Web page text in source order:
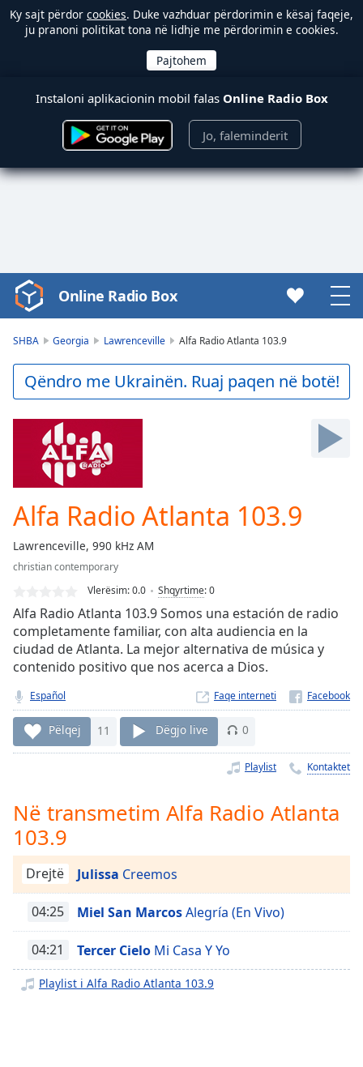
Ky sajt përdor cookies. Duke vazhduar përdorimin e kësaj faqeje,
ju pranoni politikat tona në lidhje me përdorimin e cookies.
Instaloni aplikacionin mobil falas Online Radio Box
Jo, faleminderit
Video
Player
Play
Video
Backward
Forward
Mute
Current
Time
0:00
Loaded:
Stream
TypeLIVE
Seek to
currently
live LIVE
Remaining
Time-
Playback
Rate
Chapters
Chapters
Descriptions
off,
selected
Online Radio Box
SHBA Georgia Lawrenceville Alfa Radio Atlanta 103.9
Qëndro me Ukrainën. Ruaj paqen në botë!
Alfa Radio Atlanta 103.9
Lawrenceville, 990 kHz AM
christian contemporary
Vlerësim:0.0 Shqyrtime:0
Alfa Radio Atlanta 103.9 Somos una estación de radio
completamente familiar, con alta audiencia en la
ciudad de Atlanta. La mejor alternativa de música y
contenido positivo que nos acerca a Dios.
Español Faqe interneti
Pëlqej 11 Dëgjo live 0
Playlist Kontaktet
Në transmetim Alfa Radio Atlanta
103.9
Drejtë Julissa Creemos
04:25 Miel San MarcosAlegría (En Vivo)
04:21 Tercer Cielo Mi Casa Y Yo
Playlist i Alfa Radio Atlanta 103.9